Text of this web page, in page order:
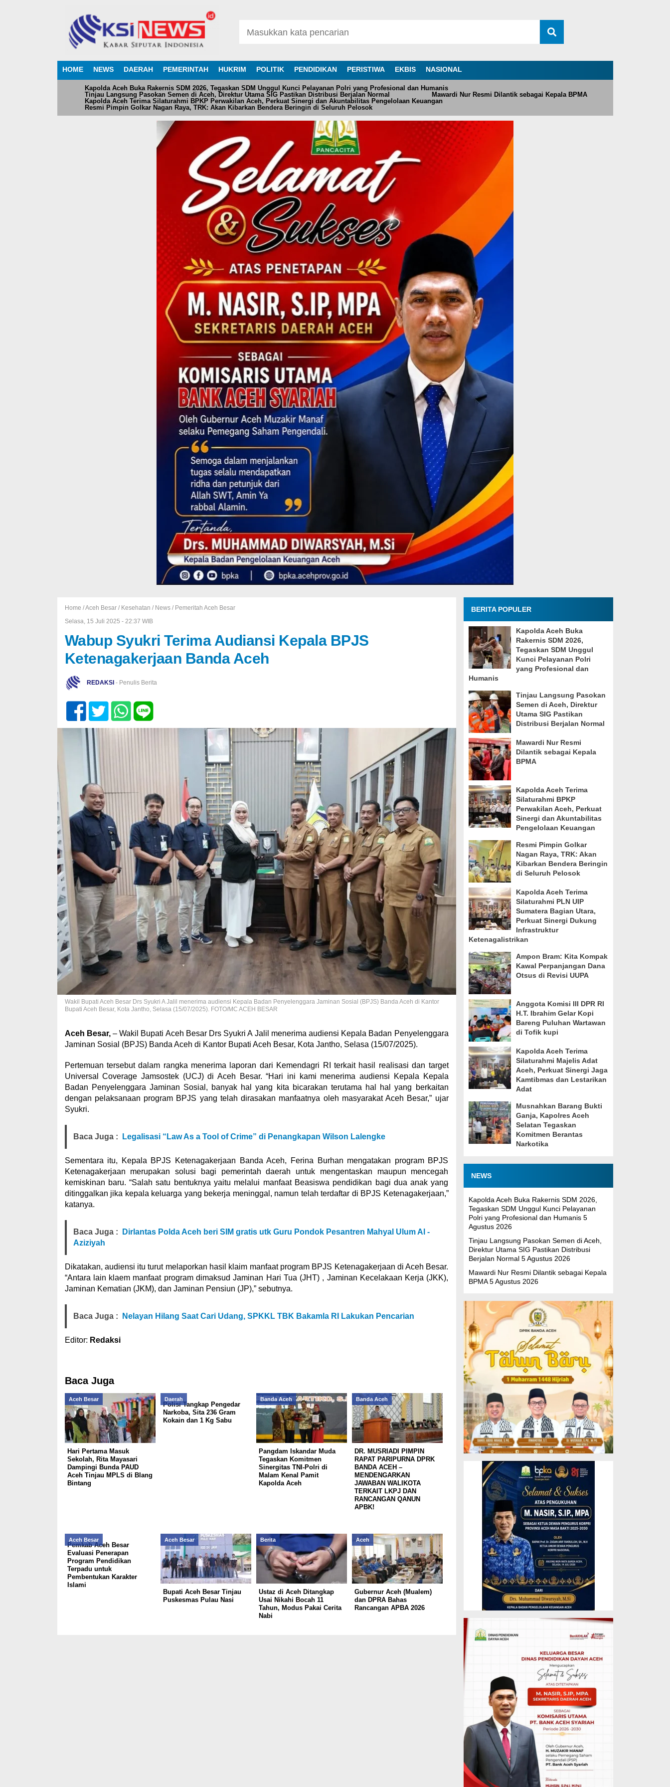
HOME NEWS DAERAH PEMERINTAH HUKRIM POLITIK PENDIDIKAN PERISTIWA EKBIS NASIONAL
Kapolda Aceh Buka Rakernis SDM 2026, Tegaskan SDM Unggul Kunci Pelayanan Polri yang Profesional dan Humanis
Tinjau Langsung Pasokan Semen di Aceh, Direktur Utama SIG Pastikan Distribusi Berjalan Normal
Mawardi Nur Resmi Dilantik sebagai Kepala BPMA
Kapolda Aceh Terima Silaturahmi BPKP Perwakilan Aceh, Perkuat Sinergi dan Akuntabilitas Pengelolaan Keuangan
Resmi Pimpin Golkar Nagan Raya, TRK: Akan Kibarkan Bendera Beringin di Seluruh Pelosok
Home /Aceh Besar/ Kesehatan / News/ Pemeritah Aceh Besar
Selasa, 15 Juli 2025 - 22:37 WIB
Wabup Syukri Terima Audiansi Kepala BPJS
Ketenagakerjaan Banda Aceh
REDAKSI - Penulis Berita
Wakil Bupati Aceh Besar Drs Syukri A Jalil menerima audiensi Kepala Badan Penyelenggara Jaminan Sosial (BPJS) Banda Aceh di Kantor
Bupati Aceh Besar, Kota Jantho, Selasa (15/07/2025). FOTO/MC ACEH BESAR
Aceh Besar,– Wakil Bupati Aceh Besar Drs Syukri A Jalil menerima audiensi Kepala Badan Penyelenggara
Jaminan Sosial (BPJS) Banda Aceh di Kantor Bupati Aceh Besar, Kota Jantho, Selasa (15/07/2025).
Pertemuan tersebut dalam rangka menerima laporan dari Kemendagri RI terkait hasil realisasi dan target
Universal Coverage Jamsostek (UCJ) di Aceh Besar. “Hari ini kami menerima audiensi Kepala Kepala
Badan Penyelenggara Jaminan Sosial, banyak hal yang kita bicarakan terutama hal hal yang berkaitan
dengan pelaksanaan program BPJS yang telah dirasakan manfaatnya oleh masyarakat Aceh Besar,” ujar
Syukri.
Baca Juga : Legalisasi “Law As a Tool of Crime” di Penangkapan Wilson Lalengke
Sementara itu, Kepala BPJS Ketenagakerjaan Banda Aceh, Ferina Burhan mengatakan program BPJS
Ketenagakerjaan merupakan solusi bagi pemerintah daerah untuk mengentaskan maupun mencegah
kemiskinan baru. “Salah satu bentuknya yaitu melalui manfaat Beasiswa pendidikan bagi dua anak yang
ditinggalkan jika kepala keluarga yang bekerja meninggal, namun telah terdaftar di BPJS Ketenagakerjaan,”
katanya.
Baca Juga :
Dirlantas Polda Aceh beri SIM gratis utk Guru Pondok Pesantren Mahyal Ulum Al -
Aziziyah
Dikatakan, audiensi itu turut melaporkan hasil klaim manfaat program BPJS Ketenagakerjaan di Aceh Besar.
“Antara lain klaem manfaat program dimaksud Jaminan Hari Tua (JHT) , Jaminan Kecelakaan Kerja (JKK),
Jaminan Kematian (JKM), dan Jaminan Pensiun (JP),” sebutnya.
Baca Juga : Nelayan Hilang Saat Cari Udang, SPKKL TBK Bakamla RI Lakukan Pencarian
Editor: Redaksi
Baca Juga
Aceh Besar
Hari Pertama Masuk
Sekolah, Rita Mayasari
Dampingi Bunda PAUD
Aceh Tinjau MPLS di Blang
Bintang
Daerah
Polisi Tangkap Pengedar
Narkoba, Sita 236 Gram
Kokain dan 1 Kg Sabu
Banda Aceh
Pangdam Iskandar Muda
Tegaskan Komitmen
Sinergitas TNI-Polri di
Malam Kenal Pamit
Kapolda Aceh
Banda Aceh
DR. MUSRIADI PIMPIN
RAPAT PARIPURNA DPRK
BANDA ACEH –
MENDENGARKAN
JAWABAN WALIKOTA
TERKAIT LKPJ DAN
RANCANGAN QANUN
APBK!
Aceh Besar
Pemkab Aceh Besar
Evaluasi Penerapan
Program Pendidikan
Terpadu untuk
Pembentukan Karakter
Islami
Aceh Besar
Bupati Aceh Besar Tinjau
Puskesmas Pulau Nasi
Berita
Ustaz di Aceh Ditangkap
Usai Nikahi Bocah 11
Tahun, Modus Pakai Cerita
Nabi
Aceh
Gubernur Aceh (Mualem)
dan DPRA Bahas
Rancangan APBA 2026
BERITA POPULER
Kapolda Aceh Buka
Rakernis SDM 2026,
Tegaskan SDM Unggul
Kunci Pelayanan Polri
yang Profesional dan
Humanis
Tinjau Langsung Pasokan
Semen di Aceh, Direktur
Utama SIG Pastikan
Distribusi Berjalan Normal
Mawardi Nur Resmi
Dilantik sebagai Kepala
BPMA
Kapolda Aceh Terima
Silaturahmi BPKP
Perwakilan Aceh, Perkuat
Sinergi dan Akuntabilitas
Pengelolaan Keuangan
Resmi Pimpin Golkar
Nagan Raya, TRK: Akan
Kibarkan Bendera Beringin
di Seluruh Pelosok
Kapolda Aceh Terima
Silaturahmi PLN UIP
Sumatera Bagian Utara,
Perkuat Sinergi Dukung
Infrastruktur
Ketenagalistrikan
Ampon Bram: Kita Kompak
Kawal Perpanjangan Dana
Otsus di Revisi UUPA
Anggota Komisi III DPR RI
H.T. Ibrahim Gelar Kopi
Bareng Puluhan Wartawan
di Tofik kupi
Kapolda Aceh Terima
Silaturahmi Majelis Adat
Aceh, Perkuat Sinergi Jaga
Kamtibmas dan Lestarikan
Adat
Musnahkan Barang Bukti
Ganja, Kapolres Aceh
Selatan Tegaskan
Komitmen Berantas
Narkotika
NEWS
Kapolda Aceh Buka Rakernis SDM 2026,
Tegaskan SDM Unggul Kunci Pelayanan
Polri yang Profesional dan Humanis 5
Agustus 2026
Tinjau Langsung Pasokan Semen di Aceh,
Direktur Utama SIG Pastikan Distribusi
Berjalan Normal 5 Agustus 2026
Mawardi Nur Resmi Dilantik sebagai Kepala
BPMA 5 Agustus 2026